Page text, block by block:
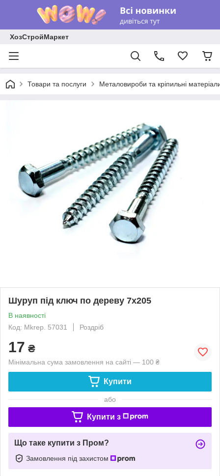
ХозСтройМаркет
Товари та послуги Металовироби та кріпильні
Шуруп під ключ по дереву 7х205
В наявності
Код: Mkrep. 57031
Роздріб
17 ₴
Мінімальна сума замовлення на сайті — 100 ₴
Купити
або
Купити з
Що таке купити з Пром?
Замовлення під захистом